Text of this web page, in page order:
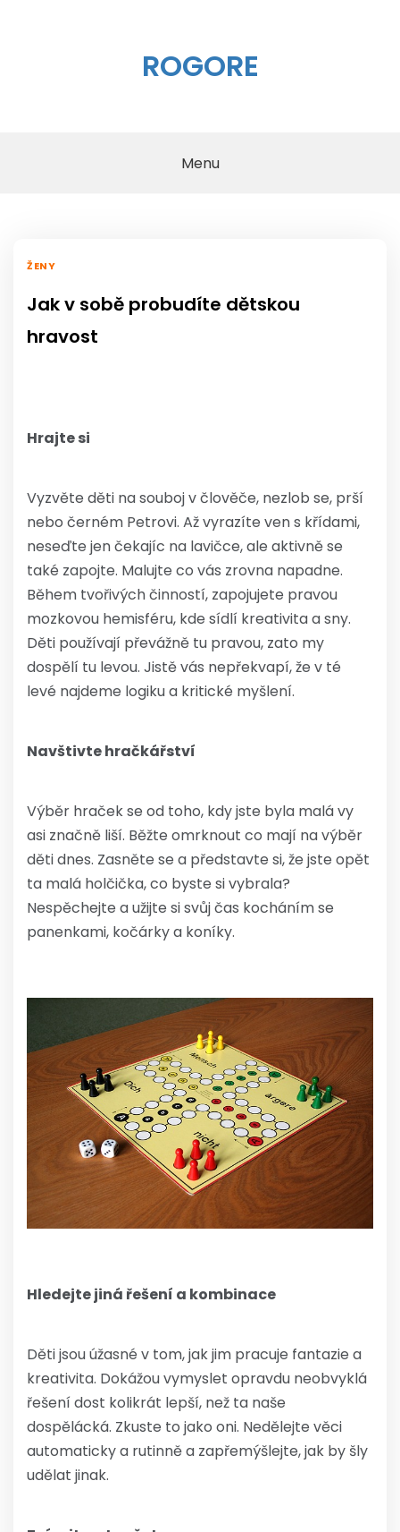
ROGORE
Menu
ŽENY
Jak v sobě probudíte dětskou
hravost
Hrajte si
Vyzvěte děti na souboj v člověče, nezlob se, prší
nebo černém Petrovi. Až vyrazíte ven s křídami,
neseďte jen čekajíc na lavičce, ale aktivně se
také zapojte. Malujte co vás zrovna napadne.
Během tvořivých činností, zapojujete pravou
mozkovou hemisféru, kde sídlí kreativita a sny.
Děti používají převážně tu pravou, zato my
dospělí tu levou. Jistě vás nepřekvapí, že v té
levé najdeme logiku a kritické myšlení.
Navštivte hračkářství
Výběr hraček se od toho, kdy jste byla malá vy
asi značně liší. Běžte omrknout co mají na výběr
děti dnes. Zasněte se a představte si, že jste opět
ta malá holčička, co byste si vybrala?
Nespěchejte a užijte si svůj čas kocháním se
panenkami, kočárky a koníky.
Hledejte jiná řešení a kombinace
Děti jsou úžasné v tom, jak jim pracuje fantazie a
kreativita. Dokážou vymyslet opravdu neobvyklá
řešení dost kolikrát lepší, než ta naše
dospělácká. Zkuste to jako oni. Nedělejte věci
automaticky a rutinně a zapřemýšlejte, jak by šly
udělat jinak.